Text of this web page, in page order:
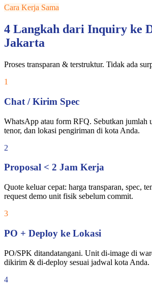
Cara Kerja Sama
4 Langkah dari Inquiry ke
Jakarta
Proses transparan & terstruktur. Tidak ada
1
Chat / Kirim Spec
WhatsApp atau form RFQ. Sebutkan jumlah
tenor, dan lokasi pengiriman di kota Anda.
2
Proposal < 2 Jam Kerja
Quote keluar cepat: harga transparan, spec,
request demo unit fisik sebelum commit.
3
PO + Deploy ke Lokasi
PO/SPK ditandatangani. Unit di-image di
dikirim & di-deploy sesuai jadwal kota Anda.
4